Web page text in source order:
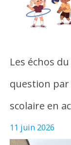
Les échos
question
scolaire en
11 juin 2026